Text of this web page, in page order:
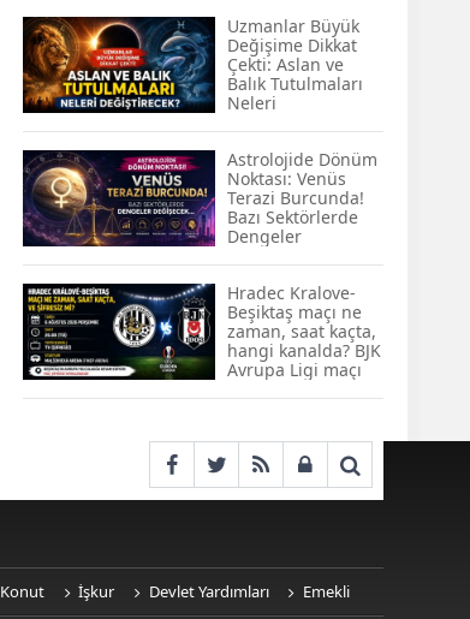
Yeni Oranlar
KOSGEB’den
KOBİ’lere Dev
Finansman Hamlesi:
36 Ay Vadeli 30
Milyon TL Destek
Emekli Maaşlarında
Temmuz Hesabı:
Zam Oranı ve Taban
Aylık İçin Yeni
Senaryolar
Uzmanlar Büyük
Değişime Dikkat
Çekti: Aslan ve
Balık Tutulmaları
Neleri
Astrolojide Dönüm
Noktası: Venüs
Terazi Burcunda!
Bazı Sektörlerde
Dengeler
Hradec Kralove-
Beşiktaş maçı ne
zaman, saat kaçta,
hangi kanalda? BJK
Avrupa Ligi maçı
maçı şifresiz, HD
canlı yayın
Konut İşkur Devlet Yardımları Emekli